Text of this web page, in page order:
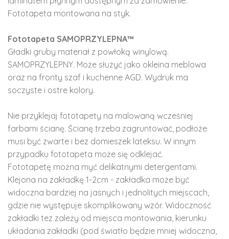
Fototapeta montowana na styk.
Fototapeta SAMOPRZYLEPNA™
Gładki gruby materiał z powłoką winylową.
SAMOPRZYLEPNY. Może służyć jako okleina meblowa
oraz na fronty szaf i kuchenne AGD. Wydruk ma
soczyste i ostre kolory.
Nie przyklejaj fototapety na malowaną wcześniej
farbami ścianę. Ścianę trzeba zagruntować, podłoże
musi być zwarte i bez domieszek lateksu. W innym
przypadku fototapeta może się odklejać.
Fototapetę można myć delikatnymi detergentami.
Klejona na zakładkę 1-2cm - zakładka może być
widoczna bardziej na jasnych i jednolitych miejscach,
gdzie nie występuje skomplikowany wzór. Widoczność
zakładki tez zależy od miejsca montowania, kierunku
układania zakładki (pod światło będzie mniej widoczna,